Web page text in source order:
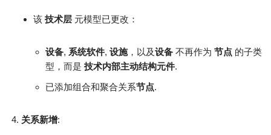
该 技术层 元模型已更改：
设备, 系统软件, 设施，以及设备 不再作为 节点 的子类
型，而是 技术内部主动结构元件.
已添加组合和聚合关系节点.
关系新增: